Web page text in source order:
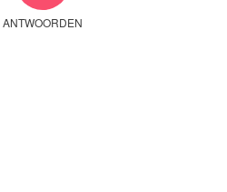
ANTWOORDEN